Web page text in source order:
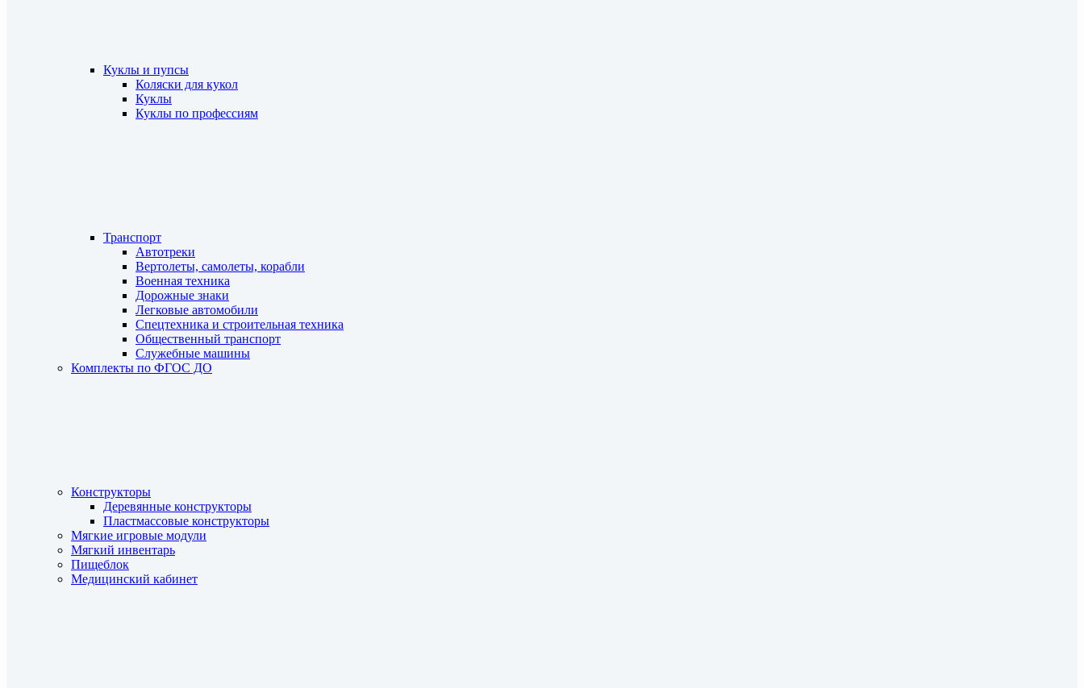
Куклы и пупсы
Коляски для кукол
Куклы
Куклы по профессиям
Транспорт
Автотреки
Вертолеты, самолеты, корабли
Военная техника
Дорожные знаки
Легковые автомобили
Спецтехника и строительная техника
Общественный транспорт
Служебные машины
Комплекты по ФГОС ДО
Конструкторы
Деревянные конструкторы
Пластмассовые конструкторы
Мягкие игровые модули
Мягкий инвентарь
Пищеблок
Медицинский кабинет